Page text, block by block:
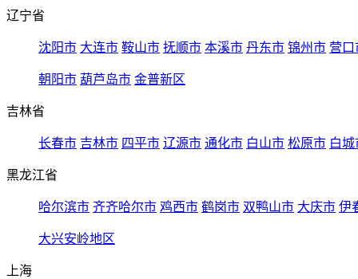
辽宁省
沈阳市 大连市 鞍山市 抚顺市 本溪市 丹东市 锦州市 营口
朝阳市 葫芦岛市 金普新区
吉林省
长春市 吉林市 四平市 辽源市 通化市 白山市 松原市 白城
黑龙江省
哈尔滨市 齐齐哈尔市 鸡西市 鹤岗市 双鸭山市 大庆市 伊
大兴安岭地区
上海